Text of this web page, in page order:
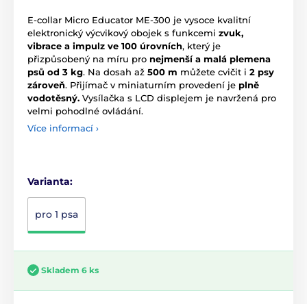
E-collar Micro Educator ME-300 je vysoce kvalitní
elektronický výcvikový obojek s funkcemi zvuk,
vibrace a impulz ve 100 úrovních, který je
přizpůsobený na míru pro nejmenší a malá plemena
psů od 3 kg. Na dosah až 500 m můžete cvičit i 2 psy
zároveň. Přijímač v miniaturním provedení je plně
vodotěsný. Vysílačka s LCD displejem je navržená pro
velmi pohodlné ovládání.
Více informací ›
Varianta:
pro 1 psa
Skladem 6 ks